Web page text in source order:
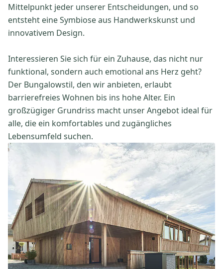
Mittelpunkt jeder unserer Entscheidungen, und so
entsteht eine Symbiose aus Handwerkskunst und
innovativem Design.
Interessieren Sie sich für ein Zuhause, das nicht nur
funktional, sondern auch emotional ans Herz geht?
Der Bungalowstil, den wir anbieten, erlaubt
barrierefreies Wohnen bis ins hohe Alter. Ein
großzügiger Grundriss macht unser Angebot ideal für
alle, die ein komfortables und zugängliches
Lebensumfeld suchen.